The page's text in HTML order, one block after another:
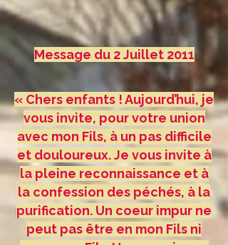
Message du 2 Juillet 2011
« Chers enfants ! Aujourd’hui, je
vous invite, pour votre union
avec mon Fils, à un pas difficile
et douloureux. Je vous invite à
la pleine reconnaissance et à
la confession des péchés, à la
purification. Un coeur impur ne
peut pas être en mon Fils ni